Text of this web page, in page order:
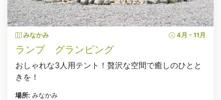
みなかみ 4月 - 11月
ランプ グランピング
おしゃれな3人用テント！贅沢な空間で癒しのひとと
きを！
場所: みなかみ